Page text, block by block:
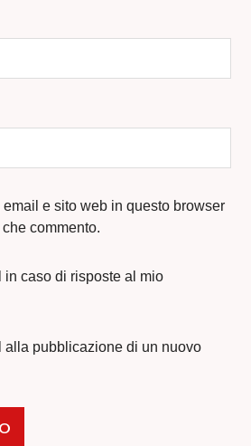
e sito web in questo browser
commento.
in caso di risposte al mio
alla pubblicazione di un nuovo